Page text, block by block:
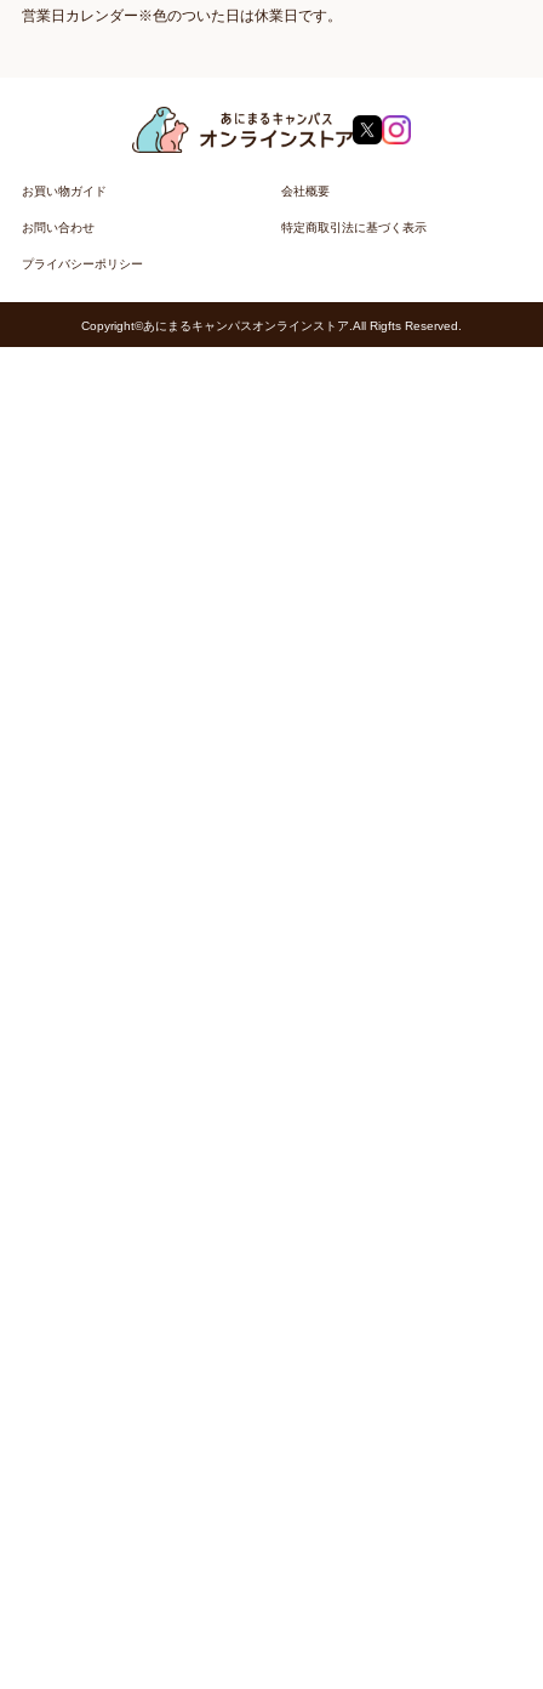
営業日カレンダー※色のついた日は休業日です。
お買い物ガイド 会社概要
お問い合わせ 特定商取引法に基づく表示
プライバシーポリシー
Copyright©あにまるキャンパスオンラインストア.All Rigfts Reserved.